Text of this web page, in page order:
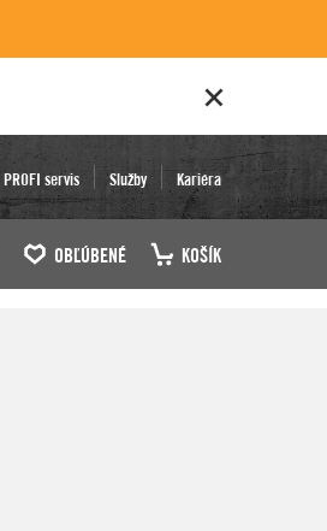
PROFI servis Služby Kariéra
OBĽÚBENÉ KOŠÍK